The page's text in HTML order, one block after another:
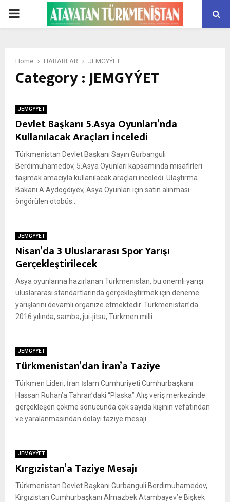
PRIMARY
Home HABARLAR JEMGYÝET
Category : JEMGYÝET
JEMGYÝET
Devlet Başkanı 5.Asya Oyunları’nda
Kullanılacak Araçları İnceledi
Türkmenistan Devlet Başkanı Sayın Gurbanguli
Berdimuhamedov, 5.Asya Oyunları kapsamında misafirleri
taşımak amacıyla kullanılacak araçları inceledi. Ulaştırma
Bakanı A.Aydogdıyev, Asya Oyunları için satın alınması
öngörülen otobüs...
JEMGYÝET
Nisan’da 3 Uluslararası Spor Yarışı
Gerçekleştirilecek
Asya oyunlarına hazırlanan Türkmenistan, bu önemli yarışı
uluslararası standartlarında gerçekleştirmek için deneme
yarışlarını devamlı organize etmektedir. Türkmenistan’da
2016 yılında, samba, jui-jitsu, Türkmen milli...
JEMGYÝET
Türkmenistan’dan İran’a Taziye
Türkmen Lideri, İran İslam Cumhuriyeti Cumhurbaşkanı
Hassan Ruhan’a Tahran’daki “Plaska” Alış veriş merkezinde
gerçekleşen çökme sonucunda çok sayıda kişinin vefatından
ve yaralanmasından dolayı taziye mesajı...
JEMGYÝET
Kırgızistan’a Taziye Mesajı
Türkmenistan Devlet Başkanı Gurbanguli Berdimuhamedov,
Kırgızistan Cumhurbaşkanı Almazbek Atambayev’e Bişkek